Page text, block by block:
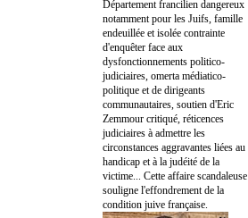
Département francilien dangereux
notamment pour les Juifs, famille
endeuillée et isolée contrainte
d'enquêter face aux
dysfonctionnements politico-
judiciaires, omerta médiatico-
politique et de dirigeants
communautaires, soutien d'Eric
Zemmour critiqué, réticences
judiciaires à admettre les
circonstances aggravantes liées au
handicap et à la judéité de la
victime... Cette affaire scandaleuse
souligne l'effondrement de la
condition juive française.